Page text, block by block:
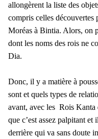
allongèrent la liste des
compris celles
Moréas à Bintia. Alors, on
dont les noms des rois ne
Dia.
Donc, il y a matière à
sont et quels types de
avant, avec les Rois
que c’est assez palpitant
derrière qui va sans doute